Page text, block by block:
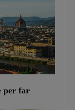
per far